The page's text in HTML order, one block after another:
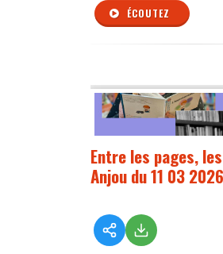
ÉCOUTEZ
Entre les pages,
Anjou du 11 03 2026